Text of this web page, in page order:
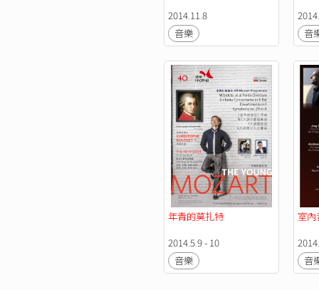
2014.11.8
音樂
音
年青的莫扎特
2014.5.9 - 10
音樂
室
音